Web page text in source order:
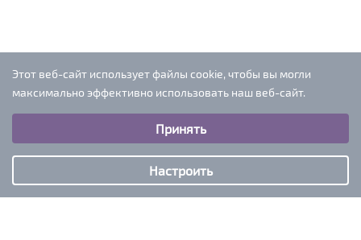
iventtur@mail.ru
Этот веб-сайт использует файлы cookie, чтобы вы могли
максимально эффективно использовать наш веб-сайт.
Выберите настройки cookie
Аналитические/Функциональные
Принять
Настроить